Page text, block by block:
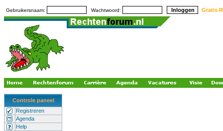
Gebruikersnaam: Wachtwoord: Gratis
Controle paneel
Registreren
Agenda
Help